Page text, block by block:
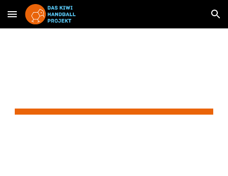
Skip to main content Skip to navigation